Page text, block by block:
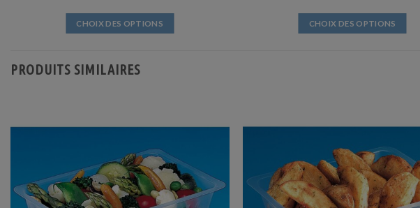
CHOIX DES OPTIONS
a
peuvent
être
choisies
sur
CHOIX DES OPTIONS
peuvent
être
choisies
sur
PRODUITS SIMILAIRES